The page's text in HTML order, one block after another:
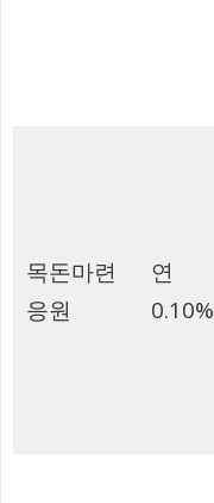
목돈마련
응원
연
0.10%